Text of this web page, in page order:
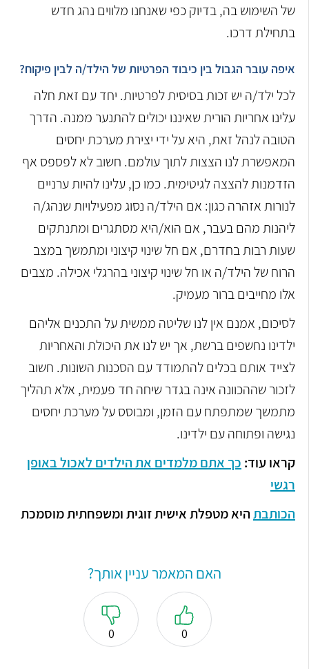
של השימוש בה, בדיוק כפי שאנחנו מלווים נהג חדש
בתחילת דרכו.
איפה עובר הגבול בין כיבוד הפרטיות של הילד/ה לבין פיקוח?
לכל ילד/ה יש זכות בסיסית לפרטיות. יחד עם זאת חלה
עלינו אחריות הורית שאיננו יכולים להתנער ממנה. הדרך
הטובה לנהל זאת, היא על ידי יצירת מערכת יחסים
המאפשרת לנו הצצות לתוך עולמם. חשוב לא לפספס אף
הזדמנות להצצה לגיטימית. כמו כן, עלינו להיות ערניים
לנורות אזהרה כגון: אם הילד/ה נסוג מפעילויות שנהג/ה
ליהנות מהם בעבר, אם הוא/היא מסתגרים ומתנתקים
שעות רבות בחדרם, אם חל שינוי קיצוני ומתמשך במצב
הרוח של הילד/ה או חל שינוי קיצוני בהרגלי אכילה. מצבים
אלו מחייבים ברור מעמיק.
לסיכום, אמנם אין לנו שליטה ממשית על התכנים אליהם
ילדינו נחשפים ברשת, אך יש לנו את היכולת והאחריות
לצייד אותם בכלים להתמודד עם הסכנות השונות. חשוב
לזכור שההכוונה אינה בגדר שיחה חד פעמית, אלא תהליך
מתמשך שמתפתח עם הזמן, ומבוסס על מערכת יחסים
נגישה ופתוחה עם ילדינו.
קראו עוד: כך אתם מלמדים את הילדים לאכול באופן
רגשי
הכותבתהיא מטפלת אישית זוגית ומשפחתית מוסמכת
האם המאמר עניין אותך?
0
0